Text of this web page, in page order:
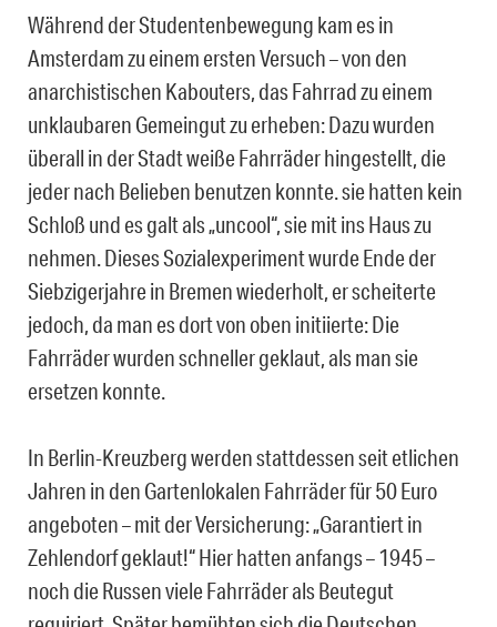
Während der Studentenbewegung kam es in
Amsterdam zu einem ersten Versuch – von den
anarchistischen Kabouters, das Fahrrad zu einem
unklaubaren Gemeingut zu erheben: Dazu wurden
überall in der Stadt weiße Fahrräder hingestellt, die
jeder nach Belieben benutzen konnte. sie hatten kein
Schloß und es galt als „uncool“, sie mit ins Haus zu
nehmen. Dieses Sozialexperiment wurde Ende der
Siebzigerjahre in Bremen wiederholt, er scheiterte
jedoch, da man es dort von oben initiierte: Die
Fahrräder wurden schneller geklaut, als man sie
ersetzen konnte.
In Berlin-Kreuzberg werden stattdessen seit etlichen
Jahren in den Gartenlokalen Fahrräder für 50 Euro
angeboten – mit der Versicherung: „Garantiert in
Zehlendorf geklaut!“ Hier hatten anfangs – 1945 –
noch die Russen viele Fahrräder als Beutegut